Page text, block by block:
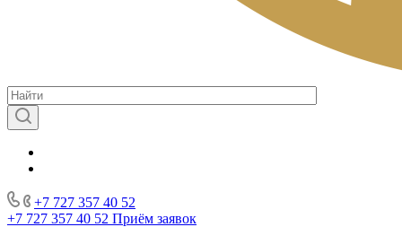
+7 727 357 40 52
+7 727 357 40 52 Приём заявок